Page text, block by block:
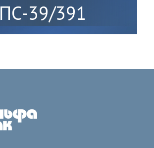
ПС-39/391